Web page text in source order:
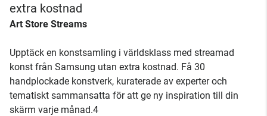
extra kostnad
Art Store Streams
Upptäck en konstsamling i världsklass med streamad
konst från Samsung utan extra kostnad. Få 30
handplockade konstverk, kuraterade av experter och
tematiskt sammansatta för att ge ny inspiration till din
skärm varje månad.4